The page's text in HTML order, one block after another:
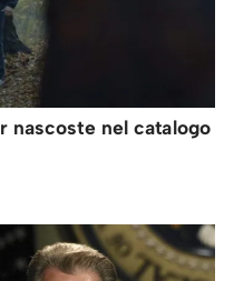
nascoste nel catalogo